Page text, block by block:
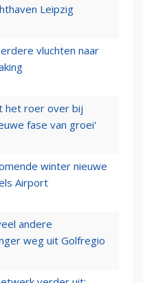
Leipzig
vluchten naar
het roer over bij
fase van groei'
winter nieuwe
Airport
andere
weg uit Golfregio